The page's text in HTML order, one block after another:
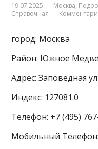
19.07.2025 Москва,
Справочная
город: Москва
Район: Южное
Адрес: Заповедная
Индекс: 127081.0
Телефон: +7 (495)
Мобильный